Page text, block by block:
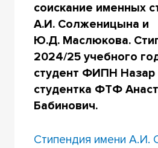
соискание именных
А.И. Солженицына и
Ю.Д. Маслюкова.
2024/25 учебного
студент ФИПН Назар
студентка ФТФ
Бабинович.
Стипендия имени А.И.